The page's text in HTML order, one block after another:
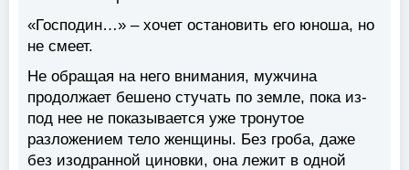
«Господин…» – хочет остановить его юноша, но
не смеет.
Не обращая на него внимания, мужчина
продолжает бешено стучать по земле, пока из-
под нее не показывается уже тронутое
разложением тело женщины. Без гроба, даже
без изодранной циновки, она лежит в одной